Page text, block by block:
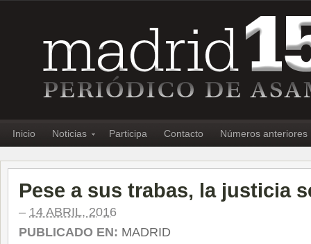
Inicio Noticias Participa Contacto Números anteriores
Pese a sus trabas, la justicia
– 14 ABRIL, 2016
PUBLICADO EN: MADRID